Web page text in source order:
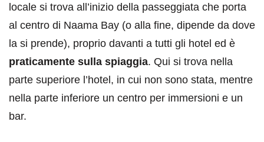
locale si trova all’inizio della passeggiata che porta
al centro di Naama Bay (o alla fine, dipende da dove
la si prende), proprio davanti a tutti gli hotel ed è
praticamente sulla spiaggia. Qui si trova nella
parte superiore l’hotel, in cui non sono stata, mentre
nella parte inferiore un centro per immersioni e un
bar.